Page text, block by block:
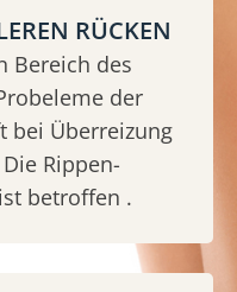
RÜCKEN
Bereich des
der
bei Überreizung
Rippen-
betroffen .